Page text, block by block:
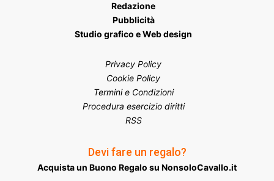
Redazione
Pubblicità
Studio grafico e Web design
Privacy Policy
Cookie Policy
Termini e Condizioni
Procedura esercizio diritti
RSS
Devi fare un regalo?
Acquista un Buono Regalo su NonsoloCavallo.it